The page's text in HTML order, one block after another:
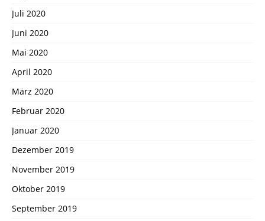
Juli 2020
Juni 2020
Mai 2020
April 2020
März 2020
Februar 2020
Januar 2020
Dezember 2019
November 2019
Oktober 2019
September 2019